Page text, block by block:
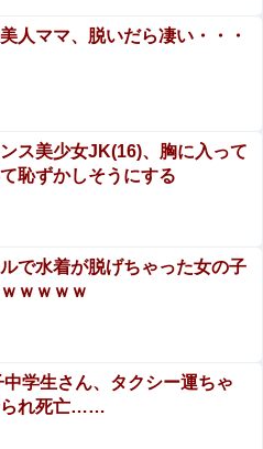
良い？？？
○ぱいおもろすぎ！」www
師、全身麻痺へ…「死んだほ
合中に顔面が2つに割れて死
ン屋に来たでｗｗｗｗｗｗ
達にノリで手マンされ潮
ｗｗ
流言飛語」と聞いて思いつく
w w w w w
ライナ。
を撮影していた男性が雷に
サルの試合中に顔面が2つに割
動画、凄すぎる
に、ハジメテを元教え子にお
え子が同僚に!?編～』をraw
料で読む方法│エデンの林
人ママ、脱いだら凄い・・・
ンス美少女JK(16)、胸に入って
恥ずかしそうにする
ルで水着が脱げちゃった女の子
ｗｗｗｗ
中学生さん、タクシー運ちゃ
られ死亡……